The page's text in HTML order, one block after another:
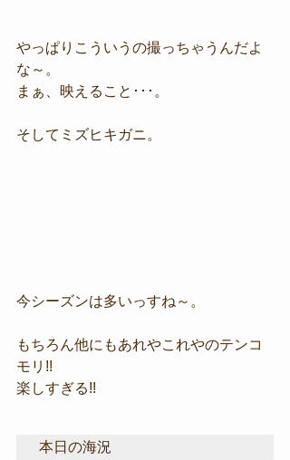
やっぱりこういうの撮っちゃうんだよ
な～。
まぁ、映えること･･･。
そしてミズヒキガニ。
今シーズンは多いっすね～。
もちろん他にもあれやこれやのテンコ
モリ!!
楽しすぎる!!
本日の海況